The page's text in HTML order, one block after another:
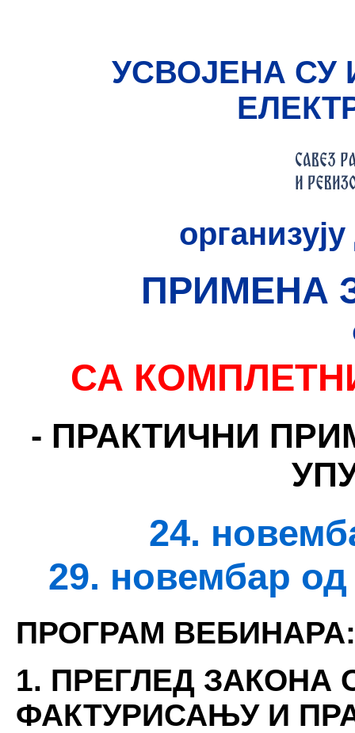
УСВОЈЕНА СУ
ПРИМЕНА
СА
- ПРАКТИЧНИ
24.
29. новембар
ПРОГРАМ ВЕБИНАРА:
1. ПРЕГЛЕД ЗАКОНА
ФАКТУРИСАЊУ И